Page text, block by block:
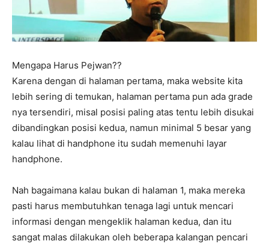
Mengapa Harus Pejwan??
Karena dengan di halaman pertama, maka website kita
lebih sering di temukan, halaman pertama pun ada grade
nya tersendiri, misal posisi paling atas tentu lebih disukai
dibandingkan posisi kedua, namun minimal 5 besar yang
kalau lihat di handphone itu sudah memenuhi layar
handphone.
Nah bagaimana kalau bukan di halaman 1, maka mereka
pasti harus membutuhkan tenaga lagi untuk mencari
informasi dengan mengeklik halaman kedua, dan itu
sangat malas dilakukan oleh beberapa kalangan pencari